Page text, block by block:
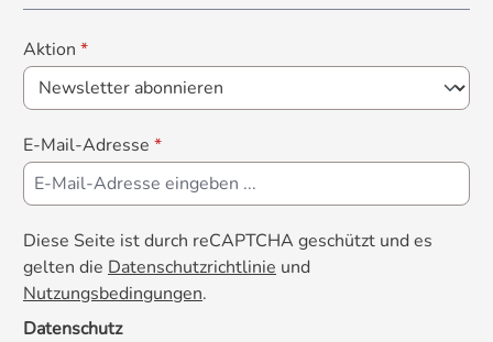
Aktion *
E-Mail-Adresse *
Diese Seite ist durch reCAPTCHA geschützt und es
gelten die Datenschutzrichtlinie und
Nutzungsbedingungen.
Datenschutz